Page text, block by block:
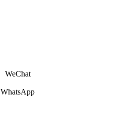
WeChat
WhatsApp